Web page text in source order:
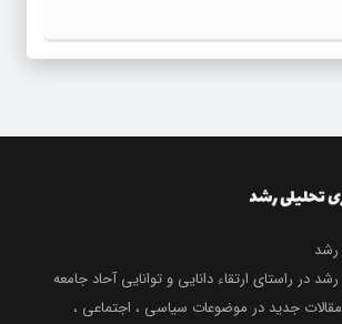
رشد
در راستای ارتقاء دانایی و توانایی آحاد جامعه
و مقالات جدید در موضوعات سیاسی ، اجتماعی ،